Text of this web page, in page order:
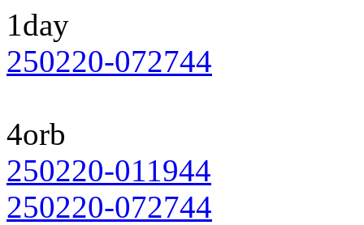
1day
250220-072744
4orb
250220-011944
250220-072744